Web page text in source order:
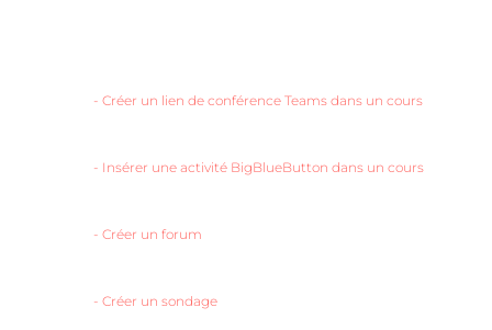
- Créer un lien de conférence Teams dans un cours
- Insérer une activité BigBlueButton dans un cours
- Créer un forum
- Créer un sondage